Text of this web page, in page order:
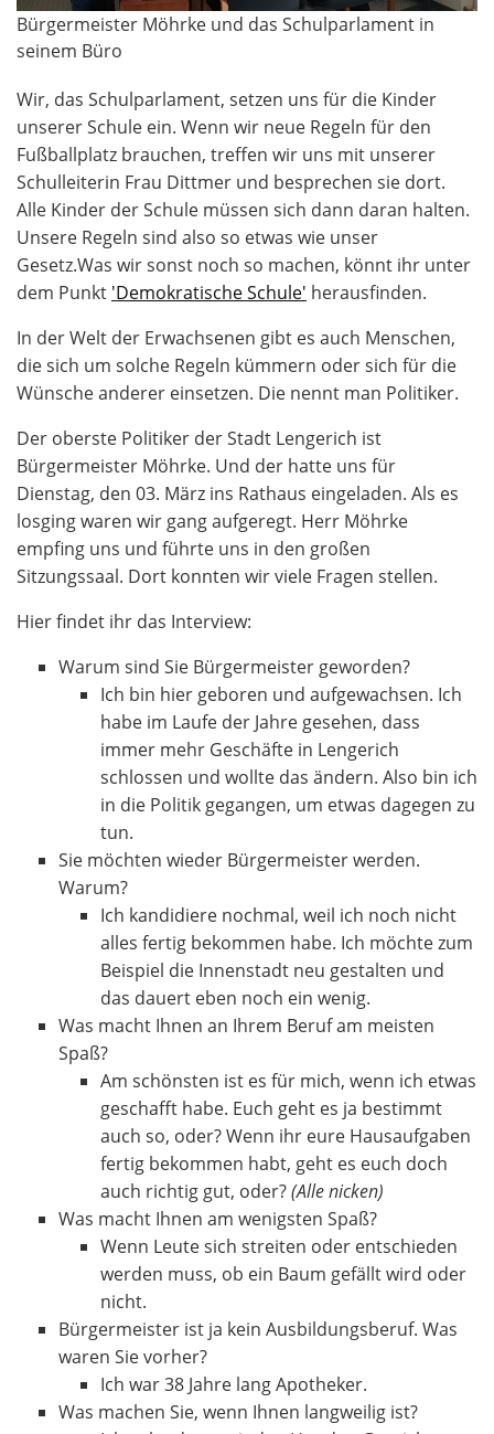
Bürgermeister Möhrke und das Schulparlament in
seinem Büro
Wir, das Schulparlament, setzen uns für die Kinder
unserer Schule ein. Wenn wir neue Regeln für den
Fußballplatz brauchen, treffen wir uns mit unserer
Schulleiterin Frau Dittmer und besprechen sie dort.
Alle Kinder der Schule müssen sich dann daran halten.
Unsere Regeln sind also so etwas wie unser
Gesetz.Was wir sonst noch so machen, könnt ihr unter
dem Punkt 'Demokratische Schule' herausfinden.
In der Welt der Erwachsenen gibt es auch Menschen,
die sich um solche Regeln kümmern oder sich für die
Wünsche anderer einsetzen. Die nennt man Politiker.
Der oberste Politiker der Stadt Lengerich ist
Bürgermeister Möhrke. Und der hatte uns für
Dienstag, den 03. März ins Rathaus eingeladen. Als es
losging waren wir gang aufgeregt. Herr Möhrke
empfing uns und führte uns in den großen
Sitzungssaal. Dort konnten wir viele Fragen stellen.
Hier findet ihr das Interview:
Warum sind Sie Bürgermeister geworden?
Ich bin hier geboren und aufgewachsen. Ich
habe im Laufe der Jahre gesehen, dass
immer mehr Geschäfte in Lengerich
schlossen und wollte das ändern. Also bin ich
in die Politik gegangen, um etwas dagegen zu
tun.
Sie möchten wieder Bürgermeister werden.
Warum?
Ich kandidiere nochmal, weil ich noch nicht
alles fertig bekommen habe. Ich möchte zum
Beispiel die Innenstadt neu gestalten und
das dauert eben noch ein wenig.
Was macht Ihnen an Ihrem Beruf am meisten
Spaß?
Am schönsten ist es für mich, wenn ich etwas
geschafft habe. Euch geht es ja bestimmt
auch so, oder? Wenn ihr eure Hausaufgaben
fertig bekommen habt, geht es euch doch
auch richtig gut, oder?(Alle nicken)
Was macht Ihnen am wenigsten Spaß?
Wenn Leute sich streiten oder entschieden
werden muss, ob ein Baum gefällt wird oder
nicht.
Bürgermeister ist ja kein Ausbildungsberuf. Was
waren Sie vorher?
Ich war 38 Jahre lang Apotheker.
Was machen Sie, wenn Ihnen langweilig ist?